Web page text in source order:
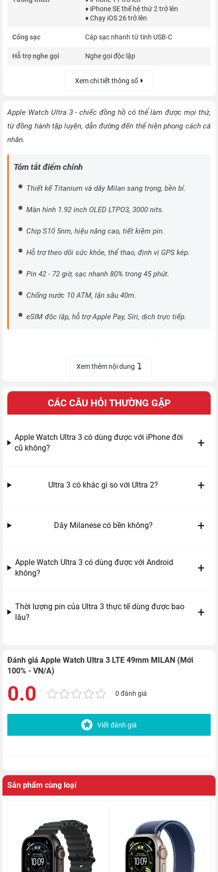
Apple Watch Ultra 3 - chiếc đồng hồ có thể làm được mọi thứ,
từ đồng hành tập luyện, dẫn đường đến thể hiện phong cách cá
nhân.
Tóm tắt điểm chính
Thiết kế Titanium và dây Milan sang trọng, bền bỉ.
Màn hình 1.92 inch OLED LTPO3, 3000 nits.
Chip S10 5nm, hiệu năng cao, tiết kiệm pin.
Hỗ trợ theo dõi sức khỏe, thể thao, định vị GPS kép.
Pin 42 - 72 giờ, sạc nhanh 80% trong 45 phút.
Chống nước 10 ATM, lặn sâu 40m.
eSIM độc lập, hỗ trợ Apple Pay, Siri, dịch trực tiếp.
khiến bạn phải suy nghĩ lại.
Đây không chỉ là bản nâng cấp mạnh mẽ nhất của dòng Ultra
mà Apple từng tạo ra, mà còn là biểu tượng của công nghệ
dùng hòa quyện thành một tổng thể gần như hoàn hảo.
Milanese
. Đây không chỉ là một chiếc đồng hồ thông minh, mà
Khung Titanium thế hệ mới của Apple cứng cáp hơn, nhưng
và mở rộng không gian hiển thị.
sống động và sắc nét - kể cả dưới nắng gắt. Ban đêm, chế độ
Night Mode đỏgiúp bảo vệ thị lực, trong khi vẫn hiển thị đầy đủ
Dây đeo Milanese
có thiết kế đan tinh xảo, mềm mại nhưng
bền chắc, khóa từ tính dễ điều chỉnh, mang đến cảm giác vừa
vặn, sang trọng và linh hoạt. Đây chính là chi tiết biến Ultra 3
Xem thêm nội dung
CÁC CÂU HỎI THƯỜNG GẶP
Apple Watch Ultra 3 có dùng được với iPhone đời
cũ không?
Ultra 3 có khác gì so với Ultra 2?
Dây Milanese có bền không?
Apple Watch Ultra 3 có dùng được với Android
không?
Thời lượng pin của Ultra 3 thực tế dùng được bao
lâu?
Đánh giá Apple Watch Ultra 3 LTE 49mm MILAN (Mới
100% - VN/A)
0.0 0 đánh giá
Viết đánh giá
♦ iPhone SE thế hệ thứ 2 trở lên
♦ Chạy iOS 26 trở lên
Cổng sạc Cáp sạc nhanh từ tính USB-C
Hỗ trợ nghe gọi Nghe gọi độc lập
Xem chi tiết thông số
Sản phẩm cùng loại